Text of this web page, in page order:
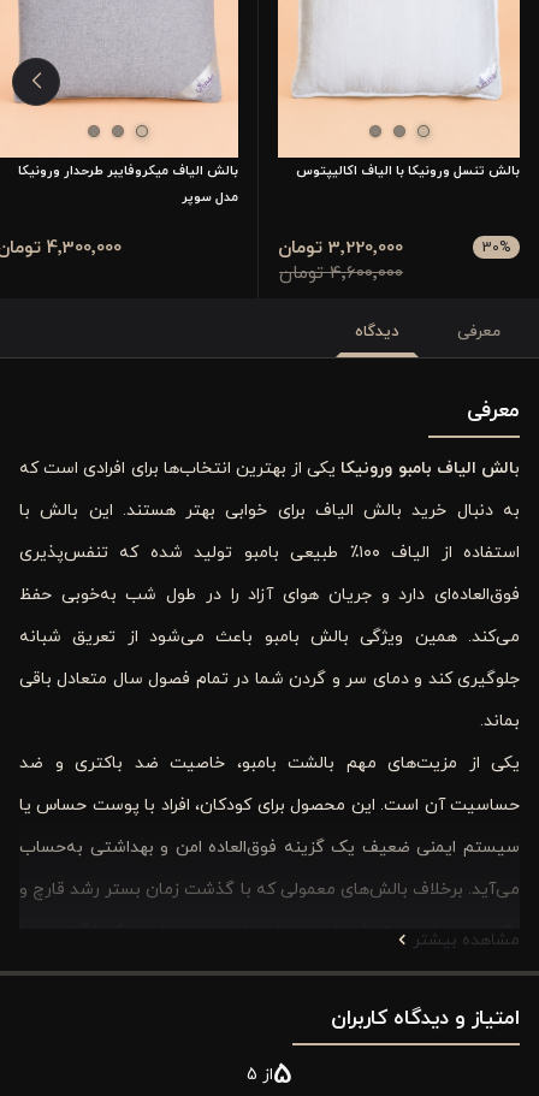
بالش تنسل ورونیکا با الیاف اکالیپتوس
30%
4٬600٬000 تومان
3٬220٬000 تومان
بالش الیاف میکروفایبر طرحدار ورونیکا
مدل سوپر
4٬300٬000 تومان
معرفی دیدگاه
معرفی
بالش الیاف بامبو ورونیکا یکی از بهترین انتخاب‌ها برای افرادی است که
به دنبال خرید بالش الیاف برای خوابی بهتر هستند. این بالش با
استفاده از الیاف ۱۰۰٪ طبیعی بامبو تولید شده که تنفس‌پذیری
فوق‌العاده‌ای دارد و جریان هوای آزاد را در طول شب به‌خوبی حفظ
می‌کند. همین ویژگی بالش بامبو باعث می‌شود از تعریق شبانه
جلوگیری کند و دمای سر و گردن شما در تمام فصول سال متعادل باقی
بماند.
یکی از مزیت‌های مهم بالشت بامبو، خاصیت ضد باکتری و ضد
حساسیت آن است. این محصول برای کودکان، افراد با پوست حساس یا
سیستم ایمنی ضعیف یک گزینه فوق‌العاده امن و بهداشتی به‌حساب
می‌آید. برخلاف بالش‌های معمولی که با گذشت زمان بستر رشد قارچ و
باکتری می‌شوند، الیاف بامبو به‌طور طبیعی در برابر میکروارگانیسم‌ها
مقاوم هستند.
روکش بسیار نرم و لطیف این بالش از پارچه‌ای با بافت لطیف و
ضدحساسیت تهیه شده که در تماس با پوست، حس آرامش و لوکس
مشاهده بیشتر
امتیاز و دیدگاه کاربران
5از 5